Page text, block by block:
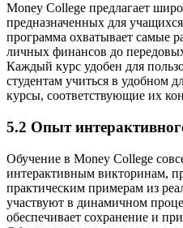
Money College предлагает
предназначенных для
программа охватывает самые
личных финансов до
Каждый курс удобен для
студентам учиться в удобном
курсы, соответствующие их
5.2 Опыт
Обучение в Money College
интерактивным викторинам,
практическим примерам из
участвуют в динамичном
обеспечивает сохранение и